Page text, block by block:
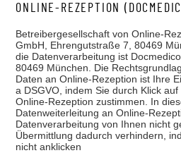
ONLINE-REZEPTION
Betreibergesellschaft von Online-
GmbH, Ehrengutstraße 7, 80469
die Datenverarbeitung ist
80469 München. Die
Daten an Online-Rezeption ist Ihre
a DSGVO, indem Sie durch Klick
Online-Rezeption zustimmen. In
Datenweiterleitung an Online-
Datenverarbeitung von Ihnen nicht
Übermittlung dadurch verhindern,
nicht anklicken